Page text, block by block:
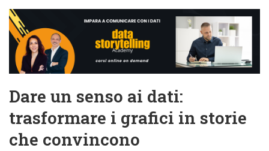
Dare un senso ai dati:
trasformare i grafici in storie
che convincono